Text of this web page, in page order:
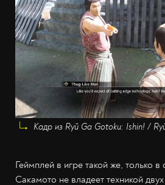
Кадр из Ryū Ga Gotoku: Ishin! /
Геймплей в игре такой же, только
Сакамото не владеет техникой